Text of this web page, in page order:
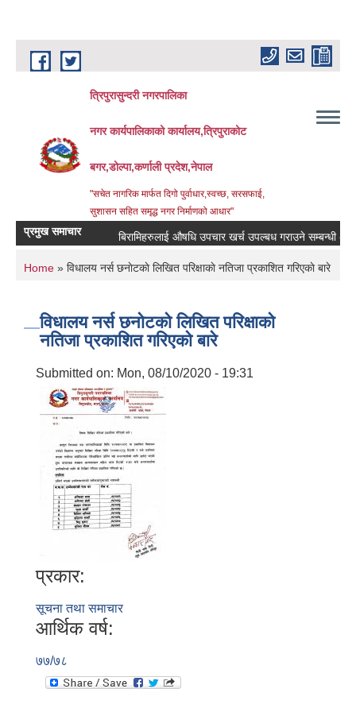
Skip to main content
त्रिपुरासुन्दरी नगरपालिका
नगर कार्यपालिकाको कार्यालय,त्रिपुराकोट
बगर,डोल्पा,कर्णाली प्रदेश,नेपाल
"सचेत नागरिक मार्फत दिगो पुर्वाधार,स्वच्छ, सरसफाई,
सुशासन सहित समृद्ध नगर निर्माणको आधार"
प्रमुख समाचार बिरामिहरुलाई ‍‌औषधि उपचार खर्च उपल्बध गराउने सम्बन्धी अत्यन्त
You are here
Home » विधालय नर्स छनाेटकाे लिखित परिक्षाकाे नतिजा प्रकाशित गरिएकाे बारे
विधालय नर्स छनाेटकाे लिखित परिक्षाकाे
नतिजा प्रकाशित गरिएकाे बारे
Submitted on: Mon, 08/10/2020 - 19:31
प्रकार:
सूचना तथा समाचार
आर्थिक वर्ष:
७७/७८